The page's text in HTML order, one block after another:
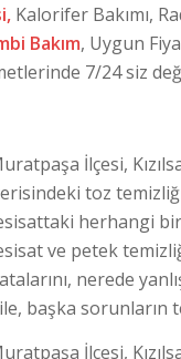
Kalorifer Bakımı,
Bakım, Uygun
7/24 siz
İlçesi,
toz
herhangi
ve petek
nerede
başka sorunların
İlçesi,